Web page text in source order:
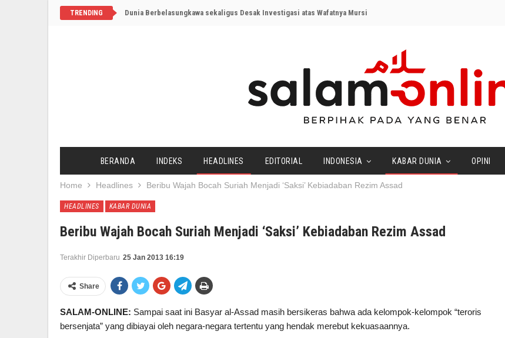
TRENDING Dunia Berbelasungkawa sekaligus Desak Investigasi atas Wafatnya Mursi
BERANDA INDEKS HEADLINES EDITORIAL INDONESIA KABAR DUNIA OPINI
Home Headlines Beribu Wajah Bocah Suriah Menjadi ‘Saksi’ Kebiadaban Rezim Assad
HEADLINES KABAR DUNIA
Beribu Wajah Bocah Suriah Menjadi ‘Saksi’ Kebiadaban Rezim Assad
Terakhir Diperbaru 25 Jan 2013 16:19
Share
SALAM-ONLINE: Sampai saat ini Basyar al-Assad masih bersikeras bahwa ada kelompok-kelompok “teroris
bersenjata” yang dibiayai oleh negara-negara tertentu yang hendak merebut kekuasaannya.